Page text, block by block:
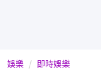
娛樂 即時娛樂